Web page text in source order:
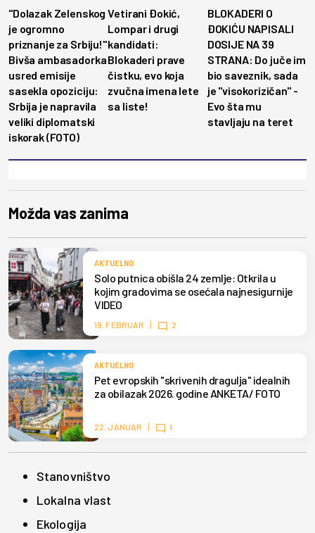
"Dolazak Zelenskog
je ogromno
priznanje za Srbiju!"
Bivša ambasadorka
usred emisije
sasekla opoziciju:
Srbija je napravila
veliki diplomatski
iskorak (FOTO)
Vetirani Đokić,
Lompar i drugi
kandidati:
Blokaderi prave
čistku, evo koja
zvučna imena lete
sa liste!
BLOKADERI O
ĐOKIĆU NAPISALI
DOSIJE NA 39
STRANA: Do juče im
bio saveznik, sada
je ''visokorizičan'' -
Evo šta mu
stavljaju na teret
Možda vas zanima
AKTUELNO
Solo putnica obišla 24 zemlje: Otkrila u
kojim gradovima se osećala najnesigurnije
VIDEO
19. FEBRUAR 2
AKTUELNO
Pet evropskih "skrivenih dragulja" idealnih
za obilazak 2026. godine ANKETA/ FOTO
22. JANUAR 1
Stanovništvo
Lokalna vlast
Ekologija